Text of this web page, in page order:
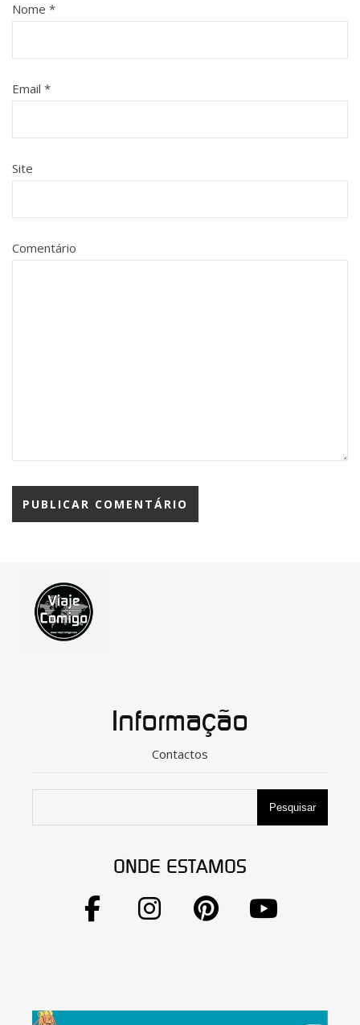
Nome *
Email *
Site
Comentário
Informação
Contactos
Pesquisar
ONDE ESTAMOS